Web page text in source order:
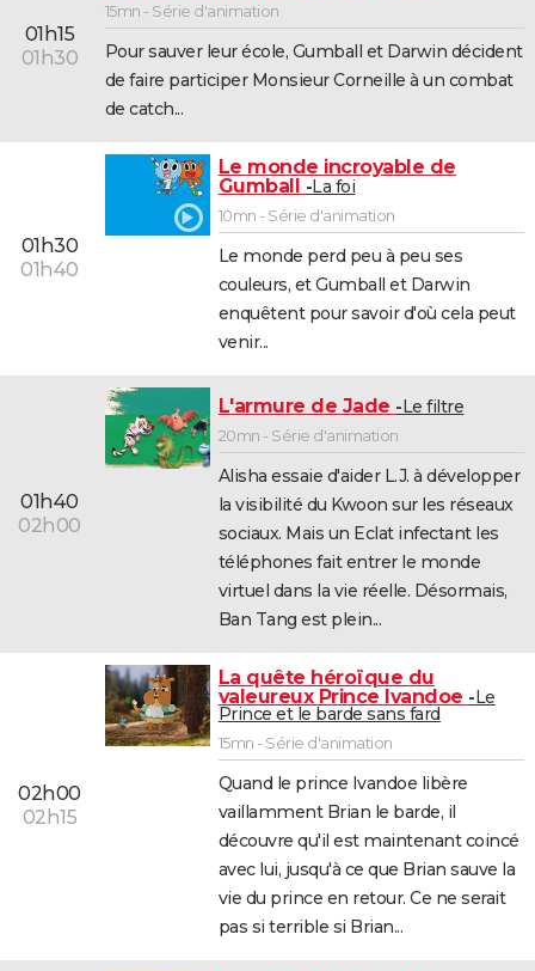
01h15
01h30
15mn - Série d'animation
Pour sauver leur école, Gumball et Darwin décident
de faire participer Monsieur Corneille à un combat
de catch...
01h30
01h40
Le monde incroyable de
Gumball
La foi
10mn - Série d'animation
Le monde perd peu à peu ses
couleurs, et Gumball et Darwin
enquêtent pour savoir d'où cela peut
venir...
01h40
02h00
L'armure de Jade Le filtre
20mn - Série d'animation
Alisha essaie d'aider L.J. à développer
la visibilité du Kwoon sur les réseaux
sociaux. Mais un Eclat infectant les
téléphones fait entrer le monde
virtuel dans la vie réelle. Désormais,
Ban Tang est plein...
02h00
02h15
La quête héroïque du
valeureux Prince Ivandoe
Le
Prince et le barde sans fard
15mn - Série d'animation
Quand le prince Ivandoe libère
vaillamment Brian le barde, il
découvre qu'il est maintenant coincé
avec lui, jusqu'à ce que Brian sauve la
vie du prince en retour. Ce ne serait
pas si terrible si Brian...